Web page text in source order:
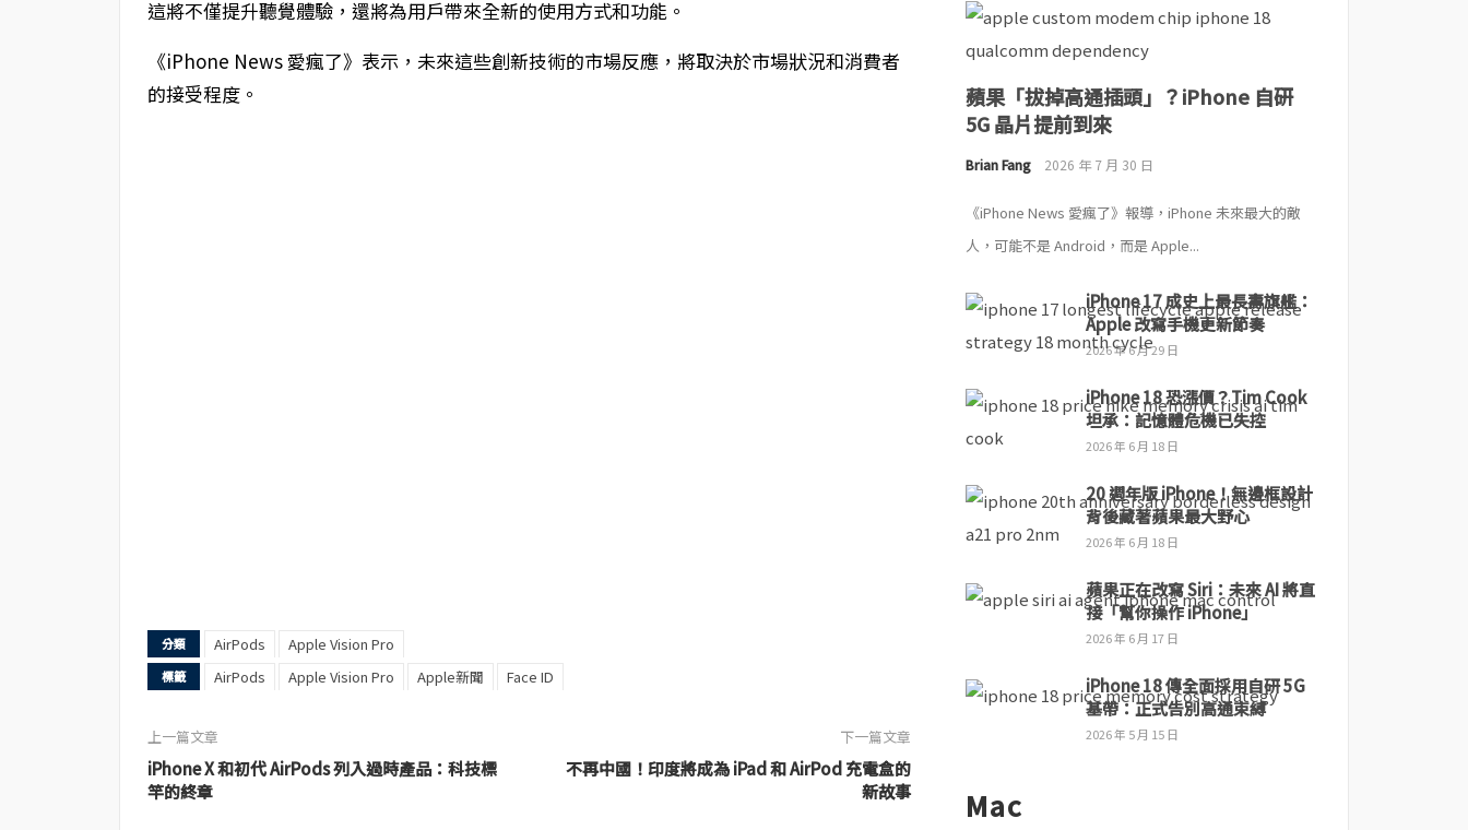
這將不僅提升聽覺體驗，還將為用戶帶來全新的使用方式和功能。
《iPhone News 愛瘋了》表示，未來這些創新技術的市場反應，將取決於市場狀況和消費者
的接受程度。
分類 AirPods Apple Vision Pro
標籤 AirPods Apple Vision Pro Apple新聞 Face ID
上一篇文章
iPhone X 和初代 AirPods 列入過時產品：科技標
竿的終章
下一篇文章
不再中國！印度將成為 iPad 和 AirPod 充電盒的
新故事
蘋果「拔掉高通插頭」？iPhone 自研
5G 晶片提前到來
Brian Fang 2026 年 7 月 30 日
《iPhone News 愛瘋了》報導，iPhone 未來最大的敵
人，可能不是 Android，而是 Apple...
iPhone 17 成史上最長壽旗艦：
Apple 改寫手機更新節奏
2026 年 6 月 29 日
iPhone 18 恐漲價？Tim Cook
坦承：記憶體危機已失控
2026 年 6 月 18 日
20 週年版 iPhone！無邊框設計
背後藏著蘋果最大野心
2026 年 6 月 18 日
蘋果正在改寫 Siri：未來 AI 將直
接「幫你操作 iPhone」
2026 年 6 月 17 日
iPhone 18 傳全面採用自研 5G
基帶：正式告別高通束縛
2026 年 5 月 15 日
Mac